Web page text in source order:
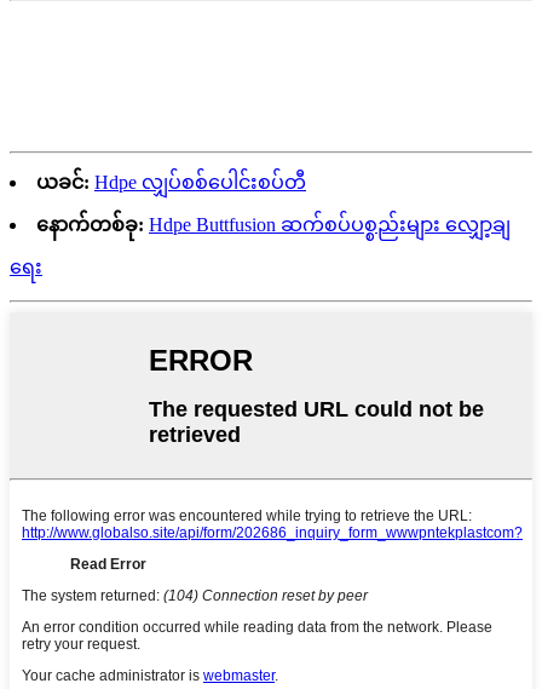
ယခင်: Hdpe လျှပ်စစ်ပေါင်းစပ်တီ
နောက်တစ်ခု: Hdpe Buttfusion ဆက်စပ်ပစ္စည်းများ လျှော့ချ
ရေး